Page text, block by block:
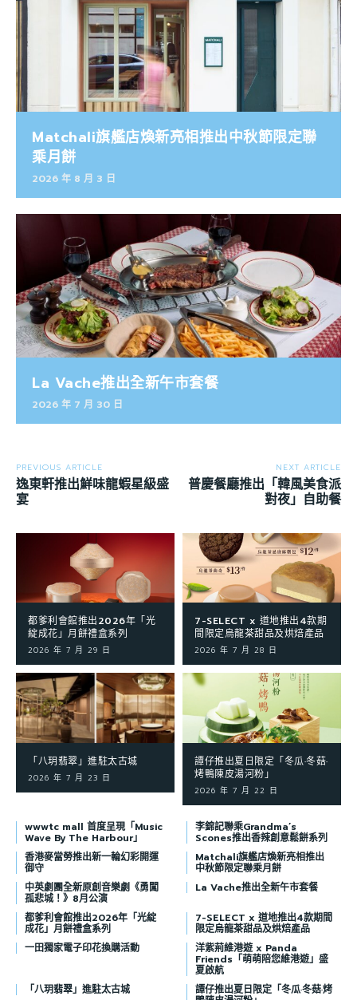
Matchali旗艦店煥新亮相推出中秋節限定聯
乘月餅
2026 年 8 月 3 日
La Vache推出全新午市套餐
2026 年 7 月 30 日
PREVIOUS ARTICLE
逸東軒推出鮮味龍蝦星級盛
宴
NEXT ARTICLE
普慶餐廳推出「韓風美食派
對夜」自助餐
都爹利會館推出2026年「光
綻成花」月餅禮盒系列
2026 年 7 月 29 日
7-SELECT x 道地推出4款期
間限定烏龍茶甜品及烘焙產品
2026 年 7 月 28 日
「八玥翡翠」進駐太古城
2026 年 7 月 23 日
譚仔推出夏日限定「冬瓜·冬菇·
烤鴨陳皮湯河粉」
2026 年 7 月 22 日
wwwtc mall 首度呈現「Music
Wave By The Harbour」
李錦記聯乘Grandma’s
Scones推出香辣創意鬆餅系列
香港麥當勞推出新一輪幻彩開運
御守
Matchali旗艦店煥新亮相推出
中秋節限定聯乘月餅
中英劇團全新原創音樂劇《勇闖
孤悲城！》8月公演
La Vache推出全新午市套餐
都爹利會館推出2026年「光綻
成花」月餅禮盒系列
7-SELECT x 道地推出4款期間
限定烏龍茶甜品及烘焙產品
一田獨家電子印花換購活動
洋紫荊維港遊 x Panda
Friends「萌萌陪您維港遊」盛
夏啟航
「八玥翡翠」進駐太古城
譚仔推出夏日限定「冬瓜·冬菇·烤